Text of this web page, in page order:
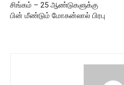
சிங்கம் – 25 ஆண்டுகளுக்கு
பின் மீண்டும் மோகன்லால் பிரபு